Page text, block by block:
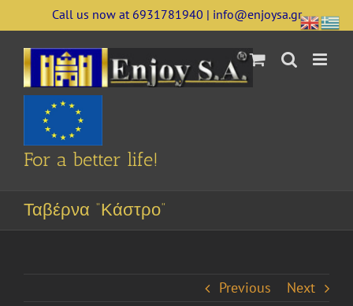
to
content
Call us now at 6931781940 | info@enjoysa.gr
For a better life!
Ταβέρνα “Κάστρο”
Previous Next